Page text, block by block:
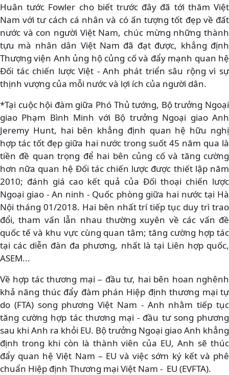
Huân tước Fowler cho biết trước đây đã tới thăm Việt
Nam với tư cách cá nhân và có ấn tượng tốt đẹp về đất
nước và con người Việt Nam, chúc mừng những thành
tựu mà nhân dân Việt Nam đã đạt được, khẳng định
Thượng viện Anh ủng hộ củng cố và đẩy mạnh quan hệ
Đối tác chiến lược Việt - Anh phát triển sâu rộng vì sự
thịnh vượng của mỗi nước và lợi ích của người dân.
*Tại cuộc hội đàm giữa Phó Thủ tướng, Bộ trưởng Ngoại
giao Phạm Bình Minh với Bộ trưởng Ngoại giao Anh
Jeremy Hunt, hai bên khẳng định quan hệ hữu nghị
hợp tác tốt đẹp giữa hai nước trong suốt 45 năm qua là
tiền đề quan trọng để hai bên củng cố và tăng cường
hơn nữa quan hệ Đối tác chiến lược được thiết lập năm
2010; đánh giá cao kết quả của Đối thoại chiến lược
Ngoại giao - An ninh - Quốc phòng giữa hai nước tại Hà
Nội tháng 01/2018. Hai bên nhất trí tiếp tục duy trì trao
đổi, tham vấn lẫn nhau thường xuyên về các vấn đề
quốc tế và khu vực cùng quan tâm; tăng cường hợp tác
tại các diễn đàn đa phương, nhất là tại Liên hợp quốc,
ASEM...
Về hợp tác thương mại – đầu tư, hai bên hoan nghênh
khả năng thúc đẩy đàm phán Hiệp định thương mại tự
do (FTA) song phương Việt Nam - Anh nhằm tiếp tục
tăng cường hợp tác thương mại - đầu tư song phương
sau khi Anh ra khỏi EU. Bộ trưởng Ngoại giao Anh khẳng
định trong khi còn là thành viên của EU, Anh sẽ thúc
đẩy quan hệ Việt Nam – EU và việc sớm ký kết và phê
chuẩn Hiệp định Thương mại Việt Nam - EU (EVFTA).